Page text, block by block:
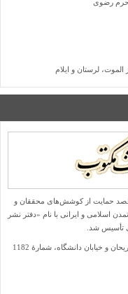
حرم رضوی
لرستان و ایلام
میراث مكتوب در سال 1372 ش به قصد حمایت از كوشش‌های محققان و
اسلامی و ایرانی با نام «دفتر نشر
تأسیس شد.
نشانی: تهران، خیابان انقلاب اسلامی، بین خیابان ابوریحان و خیابان دانشگاه، شمارۀ 1182